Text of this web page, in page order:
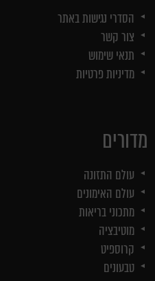
הסדרי נגישות באתר
צור קשר
תנאי שימוש
מדיניות פרטיות
מדורים
עולם התזונה
עולם האימונים
מתכוני בריאות
מוטיבציה
קרוספיט
טבעונים